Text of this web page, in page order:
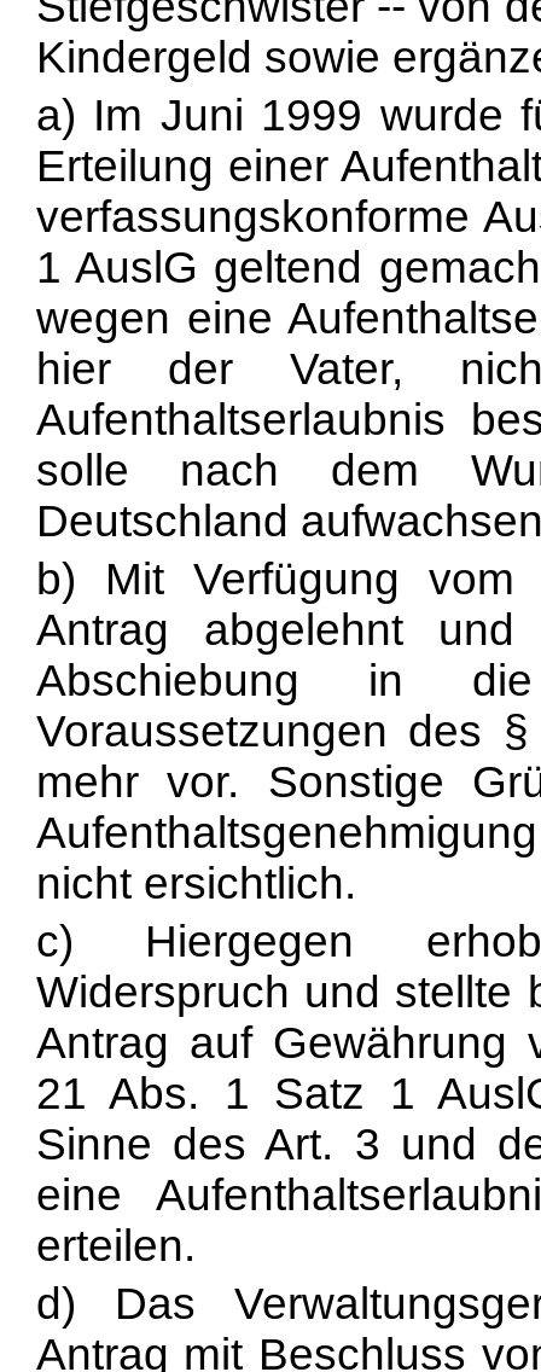
Kindergeld sowie
a) Im Juni 1999 wurde
Erteilung einer
verfassungskonforme
1 AuslG geltend
wegen eine
hier der Vater,
Aufenthaltserlaubnis
solle nach dem
Deutschland
b) Mit Verfügung
Antrag abgelehnt und
Abschiebung in
Voraussetzungen des
mehr vor. Sonstige
nicht ersichtlich.
c) Hiergegen
Widerspruch und stellte
Antrag auf Gewährung
21 Abs. 1 Satz 1
Sinne des Art. 3 und
eine
erteilen.
d) Das
Antrag mit Beschluss